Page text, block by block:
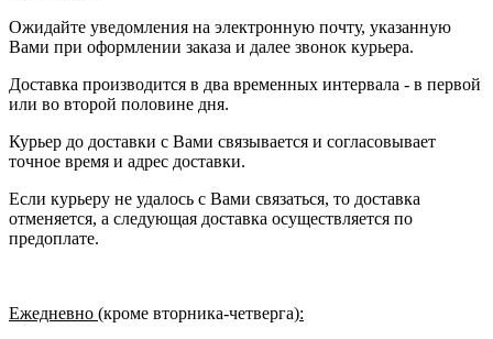
Ожидайте уведомления на электронную почту, указанную
Вами при оформлении заказа и далее звонок курьера.
Доставка производится в два временных интервала - в первой
или во второй половине дня.
Курьер до доставки с Вами связывается и согласовывает
точное время и адрес доставки.
Если курьеру не удалось с Вами связаться, то доставка
отменяется, а следующая доставка осуществляется по
предоплате.
Ежедневно (кроме вторника-четверга):